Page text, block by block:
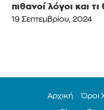
πιθανοί λόγοι και
19 Σεπτεμβρίου, 2024
Αρχική Όροι